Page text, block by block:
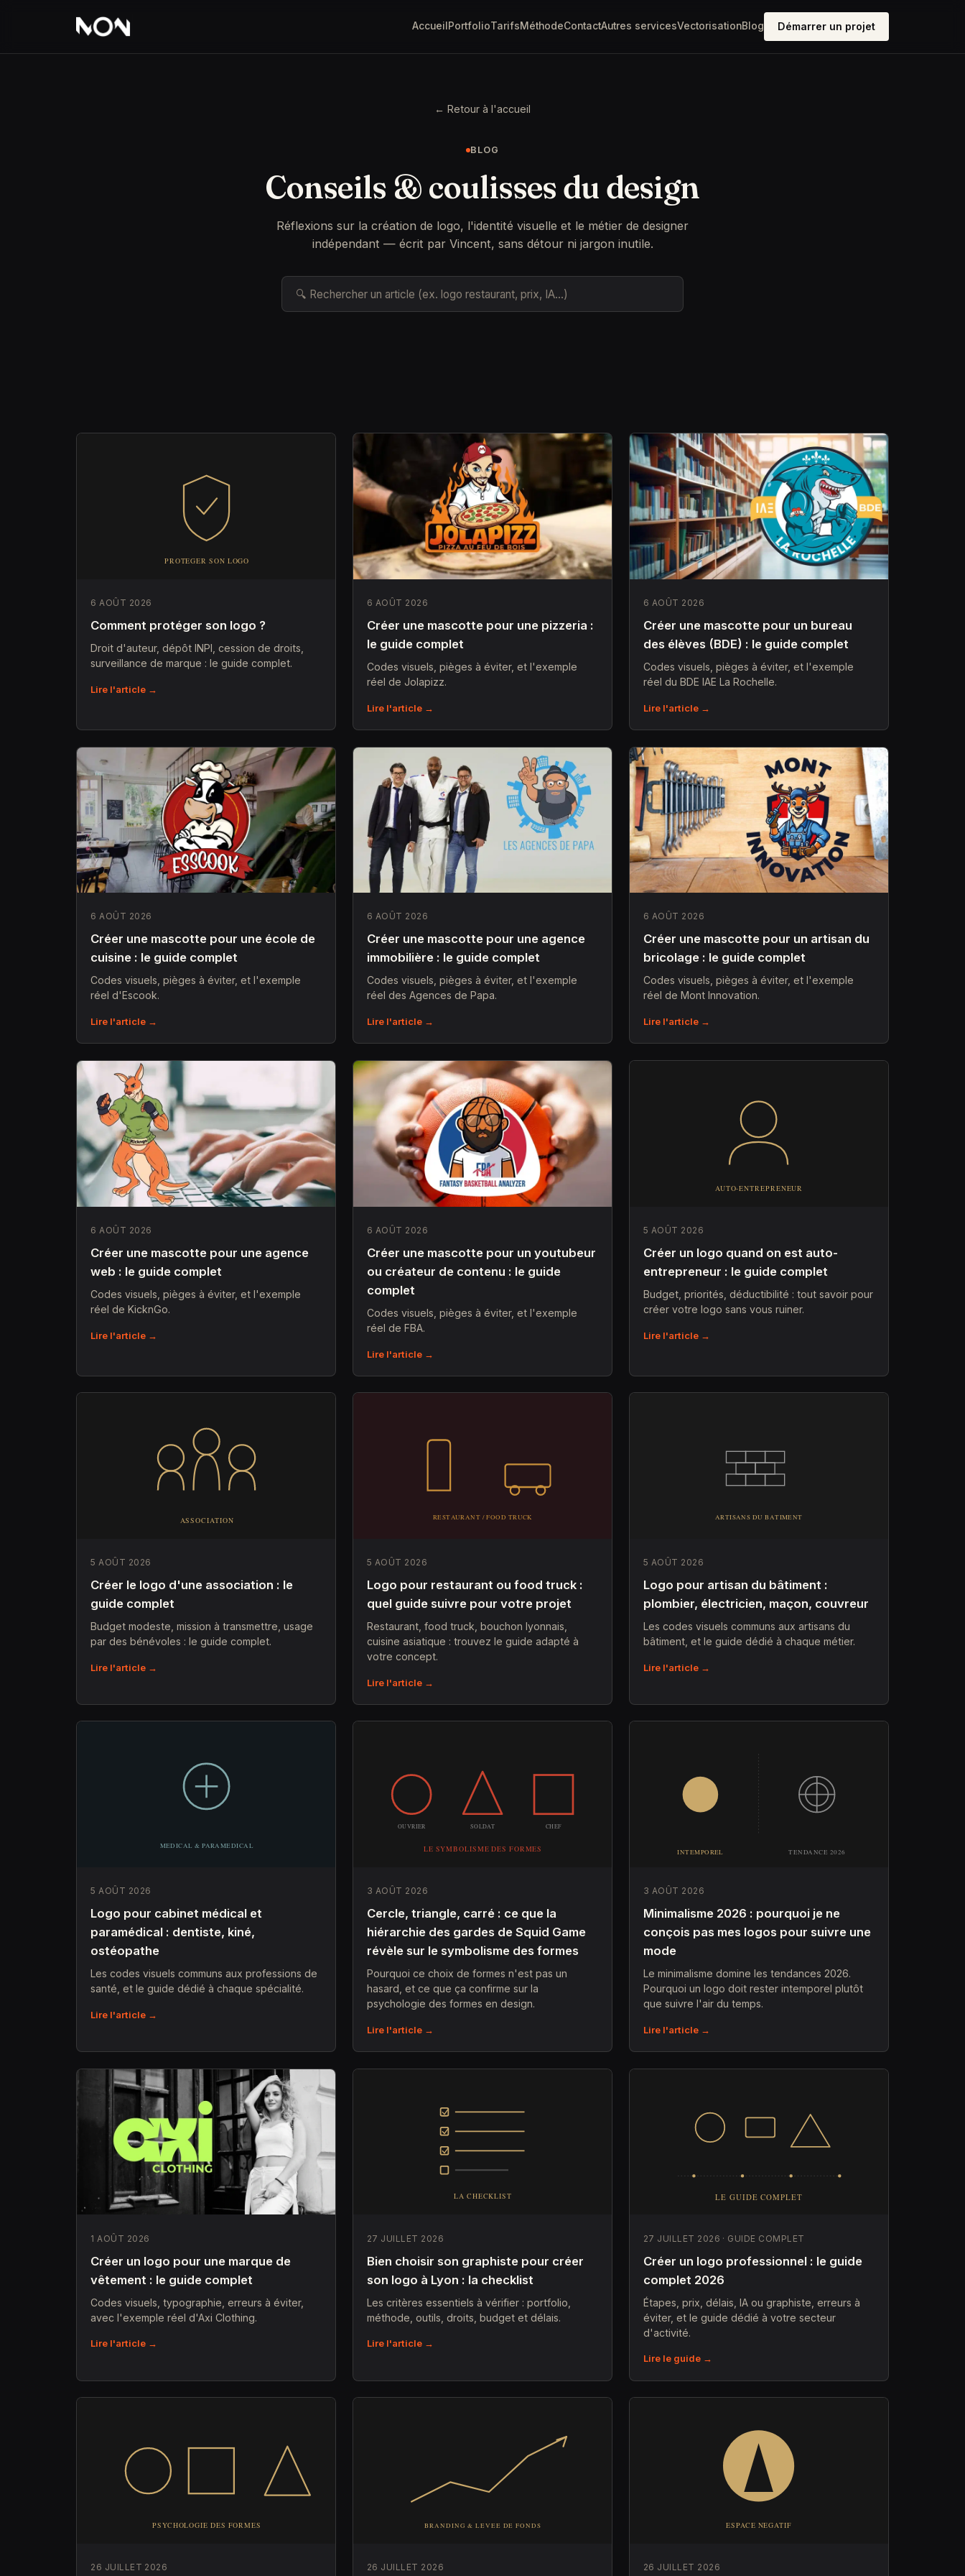
Accueil PortfolioTarifsMéthodeContactAutres servicesVectorisationBlog Démarrer un projet
← Retour à l'accueil
BLOG
Conseils & coulisses du design
Réflexions sur la création de logo, l'identité visuelle et le métier de designer
indépendant — écrit par Vincent, sans détour ni jargon inutile.
6 AOÛT 2026
Comment protéger son logo ?
Droit d'auteur, dépôt INPI, cession de droits,
surveillance de marque : le guide complet.
Lire l'article →
6 AOÛT 2026
Créer une mascotte pour une pizzeria :
le guide complet
Codes visuels, pièges à éviter, et l'exemple
réel de Jolapizz.
Lire l'article →
6 AOÛT 2026
Créer une mascotte pour un bureau
des élèves (BDE) : le guide complet
Codes visuels, pièges à éviter, et l'exemple
réel du BDE IAE La Rochelle.
Lire l'article →
6 AOÛT 2026
Créer une mascotte pour une école de
cuisine : le guide complet
Codes visuels, pièges à éviter, et l'exemple
réel d'Escook.
Lire l'article →
6 AOÛT 2026
Créer une mascotte pour une agence
immobilière : le guide complet
Codes visuels, pièges à éviter, et l'exemple
réel des Agences de Papa.
Lire l'article →
6 AOÛT 2026
Créer une mascotte pour un artisan du
bricolage : le guide complet
Codes visuels, pièges à éviter, et l'exemple
réel de Mont Innovation.
Lire l'article →
6 AOÛT 2026
Créer une mascotte pour une agence
web : le guide complet
Codes visuels, pièges à éviter, et l'exemple
réel de KicknGo.
Lire l'article →
6 AOÛT 2026
Créer une mascotte pour un youtubeur
ou créateur de contenu : le guide
complet
Codes visuels, pièges à éviter, et l'exemple
réel de FBA.
Lire l'article →
5 AOÛT 2026
Créer un logo quand on est auto-
entrepreneur : le guide complet
Budget, priorités, déductibilité : tout savoir pour
créer votre logo sans vous ruiner.
Lire l'article →
5 AOÛT 2026
Créer le logo d'une association : le
guide complet
Budget modeste, mission à transmettre, usage
par des bénévoles : le guide complet.
Lire l'article →
5 AOÛT 2026
Logo pour restaurant ou food truck :
quel guide suivre pour votre projet
Restaurant, food truck, bouchon lyonnais,
cuisine asiatique : trouvez le guide adapté à
votre concept.
Lire l'article →
5 AOÛT 2026
Logo pour artisan du bâtiment :
plombier, électricien, maçon, couvreur
Les codes visuels communs aux artisans du
bâtiment, et le guide dédié à chaque métier.
Lire l'article →
5 AOÛT 2026
Logo pour cabinet médical et
paramédical : dentiste, kiné,
ostéopathe
Les codes visuels communs aux professions de
santé, et le guide dédié à chaque spécialité.
Lire l'article →
3 AOÛT 2026
Cercle, triangle, carré : ce que la
hiérarchie des gardes de Squid Game
révèle sur le symbolisme des formes
Pourquoi ce choix de formes n'est pas un
hasard, et ce que ça confirme sur la
psychologie des formes en design.
Lire l'article →
3 AOÛT 2026
Minimalisme 2026 : pourquoi je ne
conçois pas mes logos pour suivre une
mode
Le minimalisme domine les tendances 2026.
Pourquoi un logo doit rester intemporel plutôt
que suivre l'air du temps.
Lire l'article →
1 AOÛT 2026
Créer un logo pour une marque de
vêtement : le guide complet
Codes visuels, typographie, erreurs à éviter,
avec l'exemple réel d'Axi Clothing.
Lire l'article →
27 JUILLET 2026
Bien choisir son graphiste pour créer
son logo à Lyon : la checklist
Les critères essentiels à vérifier : portfolio,
méthode, outils, droits, budget et délais.
Lire l'article →
27 JUILLET 2026 · GUIDE COMPLET
Créer un logo professionnel : le guide
complet 2026
Étapes, prix, délais, IA ou graphiste, erreurs à
éviter, et le guide dédié à votre secteur
d'activité.
Lire le guide →
26 JUILLET 2026 26 JUILLET 2026 26 JUILLET 2026